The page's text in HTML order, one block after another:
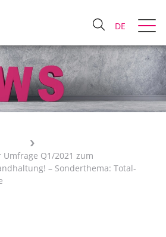
DE
Q1/2021 zum
– Sonderthema: Total-